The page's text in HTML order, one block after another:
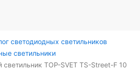
светодиодных светильников
светильники
TOP-SVET TS-Street-F 10